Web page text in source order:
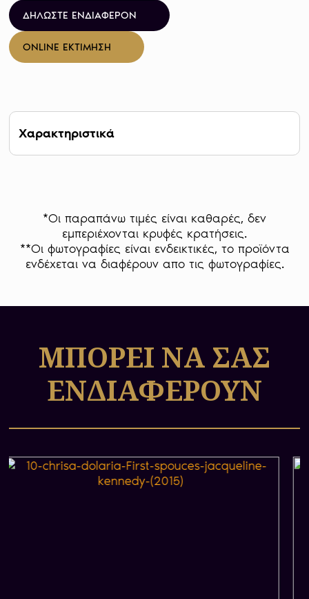
ΔΗΛΩΣΤΕ ΕΝΔΙΑΦΕΡΟΝ
ONLINE ΕΚΤΙΜΗΣΗ
Χαρακτηριστικά
Mintage 3.695
Διάμετρος 26,50 mm
Σχήμα Κυκλικό
Χώρα Η.Π.Α.
*Οι παραπάνω τιμές είναι καθαρές, δεν
εμπεριέχονται κρυφές κρατήσεις.
**Οι φωτογραφίες είναι ενδεικτικές, το προϊόντα
ενδέχεται να διαφέρουν απο τις φωτογραφίες.
ΜΠΟΡΕΙ ΝΑ ΣΑΣ
ΕΝΔΙΑΦΕΡΟΥΝ